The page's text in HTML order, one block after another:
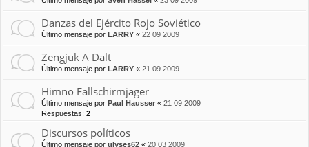
Danzas del Ejército Rojo Soviético
Último mensaje por LARRY « 22 09 2009
Zengjuk A Dalt
Último mensaje por LARRY « 21 09 2009
Himno Fallschirmjager
Último mensaje por Paul Hausser « 21 09 2009
Respuestas: 2
Discursos políticos
Último mensaje por ulyses62 « 20 03 2009